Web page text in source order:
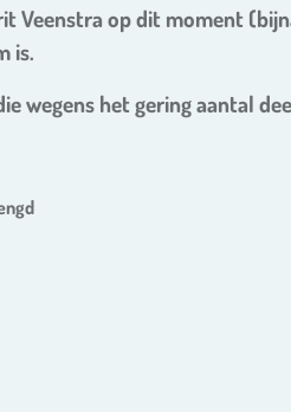
Veenstra op dit moment
is.
wegens het gering aantal